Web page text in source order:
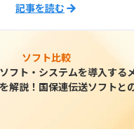
記事を読む
ソフト比較
フト・システムを導入する
解説！国保連伝送ソフトと